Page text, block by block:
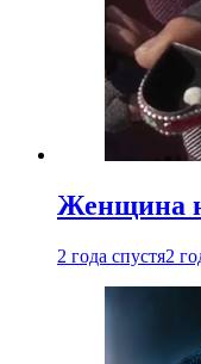
Женщина
2 года спустя2